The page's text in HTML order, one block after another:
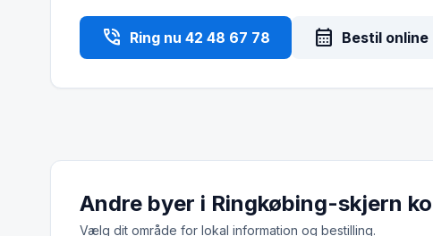
phone_in_talk Ring nu 42 48 67 78 calendar_month Bestil online
Andre byer i Ringkøbing-skjern
Vælg dit område for lokal information og bestilling.